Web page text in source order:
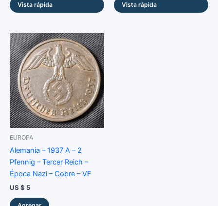
Vista rápida Vista rápida
EUROPA
Alemania – 1937 A – 2
Pfennig – Tercer Reich –
Época Nazi – Cobre – VF
US $ 5